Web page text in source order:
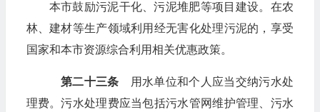
本市鼓励污泥干化、污泥堆肥等项目建设。在农
林、建材等生产领域利用经无害化处理污泥的，享受
国家和本市资源综合利用相关优惠政策。
第二十三条 用水单位和个人应当交纳污水处
理费。污水处理费应当包括污水管网维护管理、污水